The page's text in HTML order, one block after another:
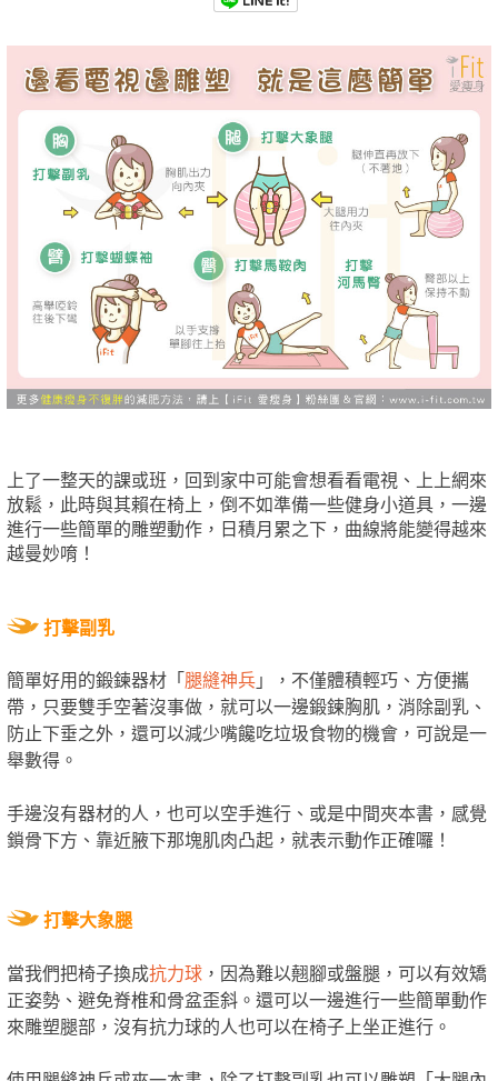
上了一整天的課或班，回到家中可能會想看看電視、上上網來
放鬆，此時與其賴在椅上，倒不如準備一些健身小道具，一邊
進行一些簡單的雕塑動作，日積月累之下，曲線將能變得越來
越曼妙唷！
打擊副乳
簡單好用的鍛鍊器材「腿縫神兵」，不僅體積輕巧、方便攜
帶，只要雙手空著沒事做，就可以一邊鍛鍊胸肌，消除副乳、
防止下垂之外，還可以減少嘴饞吃垃圾食物的機會，可說是一
舉數得。
手邊沒有器材的人，也可以空手進行、或是中間夾本書，感覺
鎖骨下方、靠近腋下那塊肌肉凸起，就表示動作正確囉！
打擊大象腿
當我們把椅子換成抗力球 ，因為難以翹腳或盤腿，可以有效矯
正姿勢、避免脊椎和骨盆歪斜。還可以一邊進行一些簡單動作
來雕塑腿部，沒有抗力球的人也可以在椅子上坐正進行。